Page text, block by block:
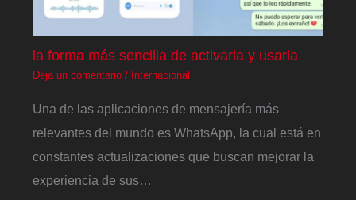
la forma más sencilla de activarla y usarla
Deja un comentario / Internacional
Una de las aplicaciones de mensajería más
relevantes del mundo es WhatsApp, la cual está en
constantes actualizaciones que buscan mejorar la
experiencia de sus…